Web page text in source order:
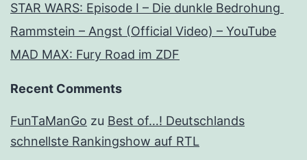
STAR WARS: Episode I – Die dunkle Bedrohung
Rammstein – Angst (Official Video) – YouTube
MAD MAX: Fury Road im ZDF
Recent Comments
FunTaManGo zu Best of…! Deutschlands
schnellste Rankingshow auf RTL